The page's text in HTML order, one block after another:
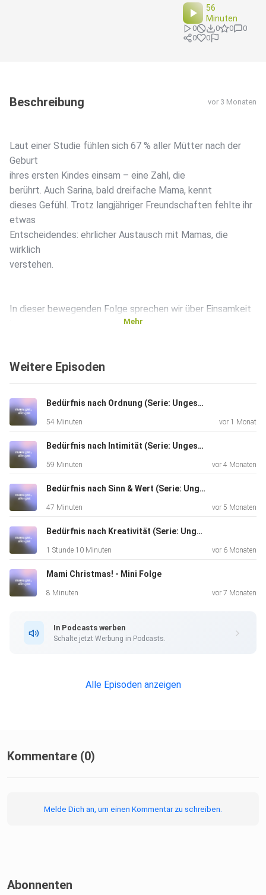
56
Minuten
0 0 0
0
0
0
Beschreibung vor 3 Monaten
Laut einer Studie fühlen sich 67 % aller Mütter nach der
Geburt
ihres ersten Kindes einsam – eine Zahl, die
berührt. Auch Sarina, bald dreifache Mama, kennt
dieses Gefühl. Trotz langjähriger Freundschaften fehlte ihr
etwas
Entscheidendes: ehrlicher Austausch mit Mamas, die
wirklich
verstehen.
In dieser bewegenden Folge sprechen wir über Einsamkeit
tiefe Verbindungen aufgebaut werden können– auch in
Mama-Alltag.
„Ich habe mich manchmal als Mama sehr einsam gefühlt,
obwohl ich
muss da
jetzt alleine durch. All die Verantwortung kann mir niemand
Mehr
Weitere Episoden
Bedürfnis nach Ordnung (Serie: Ungestillte Bedürfnisse)
54 Minuten vor 1 Monat
Bedürfnis nach Intimität (Serie: Ungestillte Bedürfnisse)
59 Minuten vor 4 Monaten
Bedürfnis nach Sinn & Wert (Serie: Ungestillte Bedürfnisse)
47 Minuten vor 5 Monaten
Bedürfnis nach Kreativität (Serie: Ungestillte Bedürfnisse)
1 Stunde 10 Minuten vor 6 Monaten
Mami Christmas! - Mini Folge
8 Minuten vor 7 Monaten
In Podcasts werben
Schalte jetzt Werbung in Podcasts.
Alle Episoden anzeigen
Kommentare (0)
Melde Dich an, um einen Kommentar zu schreiben.
Abonnenten